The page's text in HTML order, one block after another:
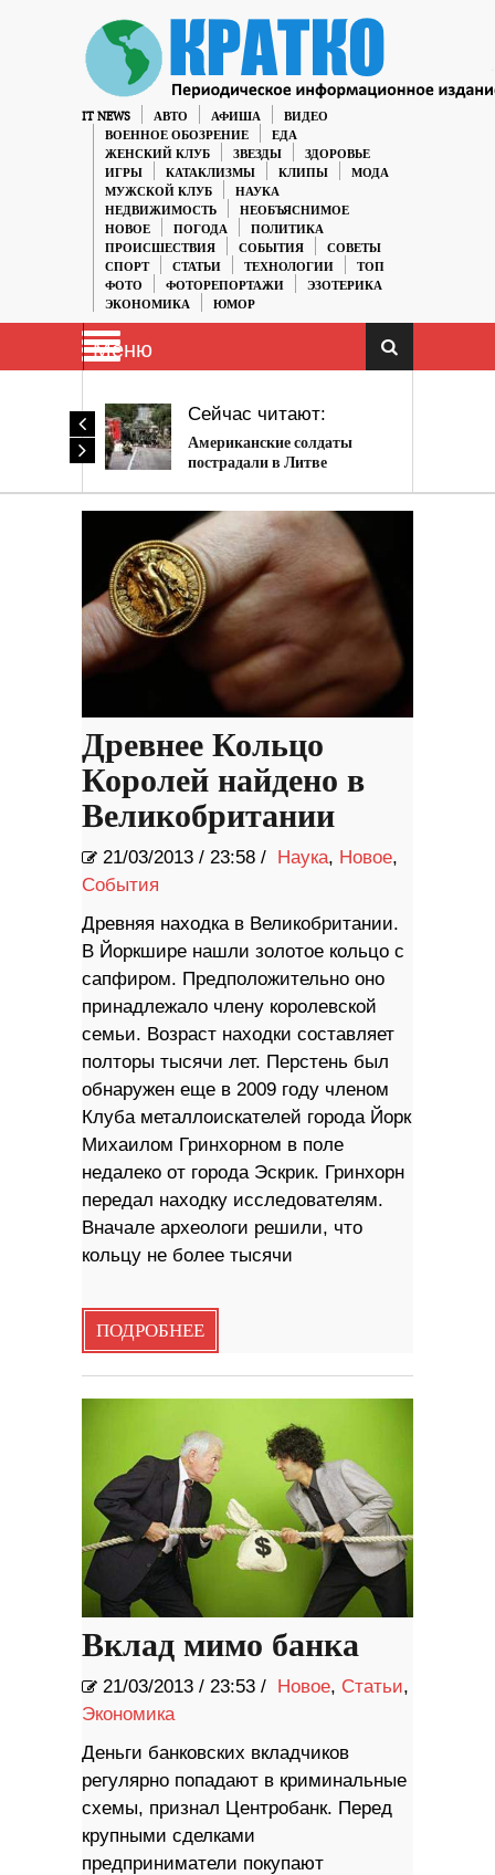
IT NEWS АВТО АФИША
ВИДЕО
ВОЕННОЕ ОБОЗРЕНИЕ
ЕДА
ЖЕНСКИЙ КЛУБ
ЗВЕЗДЫ
ЗДОРОВЬЕ
ИГРЫ
КАТАКЛИЗМЫ КЛИПЫ
МОДА
МУЖСКОЙ КЛУБ
НАУКА
НЕДВИЖИМОСТЬ
НЕОБЪЯСНИМОЕ
НОВОЕ
ПОГОДА
ПОЛИТИКА
ПРОИСШЕСТВИЯ
СОБЫТИЯ
СОВЕТЫ
СПОРТ
СТАТЬИ ТЕХНОЛОГИИ
ТОП
ФОТО
ФОТОРЕПОРТАЖИ
ЭЗОТЕРИКА
ЭКОНОМИКА
ЮМОР
Меню
Сейчас читают:
Американские солдаты
пострадали в Литве
Древнее Кольцо
Королей найдено в
Великобритании
21/03/2013 / 23:58 / Наука, Новое,
События
Древняя находка в Великобритании.
В Йоркшире нашли золотое кольцо с
сапфиром. Предположительно оно
принадлежало члену королевской
семьи. Возраст находки составляет
полторы тысячи лет. Перстень был
обнаружен еще в 2009 году членом
Клуба металлоискателей города Йорк
Михаилом Гринхорном в поле
недалеко от города Эскрик. Гринхорн
передал находку исследователям.
Вначале археологи решили, что
кольцу не более тысячи
ПОДРОБНЕЕ
Вклад мимо банка
21/03/2013 / 23:53 / Новое, Статьи,
Экономика
Деньги банковских вкладчиков
регулярно попадают в криминальные
схемы, признал Центробанк. Перед
крупными сделками
предприниматели покупают